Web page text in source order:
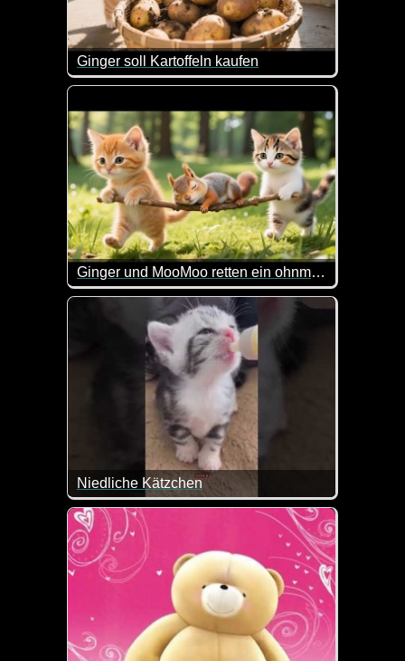
Ginger soll Kartoffeln kaufen
Ginger kam mit leeren Händen nach Hause,
Ginger und MooMoo retten ein ohnmächtiges Eichhörnchen
Wenn diese Video nicht herzig gemacht ist. Die
Niedliche Kätzchen
Da geht einem doch mal wieder das Herz auf.